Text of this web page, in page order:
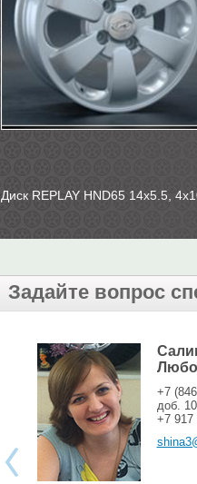
Диск REPLAY HND65 14х5.5,
Задайте вопрос
+7
доб.
+7 917